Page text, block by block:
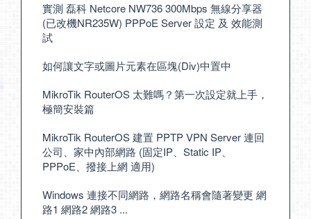
實測 磊科 Netcore NW736 300Mbps 無線分享器
(已改機NR235W) PPPoE Server 設定 及 效能測
試
如何讓文字或圖片元素在區塊(Div)中置中
MikroTik RouterOS 太難嗎？第一次設定就上手，
極簡安裝篇
MikroTik RouterOS 建置 PPTP VPN Server 連回
公司、家中內部網路 (固定IP、Static IP、
PPPoE、撥接上網 適用)
Windows 連接不同網路，網路名稱會隨著變更 網
路1 網路2 網路3 ...